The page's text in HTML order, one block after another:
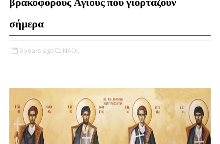
σήμερα
9 years ago ΝΑΟΙ,